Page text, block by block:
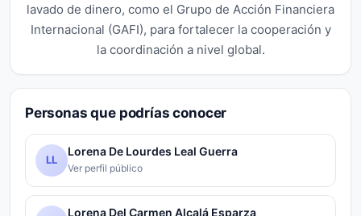
lavado de dinero, como el Grupo de Acción Financiera
Internacional (GAFI), para fortalecer la cooperación y
la coordinación a nivel global.
Personas que podrías conocer
LL
Lorena De Lourdes Leal Guerra
Ver perfil público
Lorena Del Carmen Alcalá Esparza